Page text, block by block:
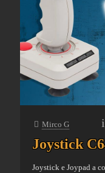
Mirco G
Joystick
Joystick e Joypad a